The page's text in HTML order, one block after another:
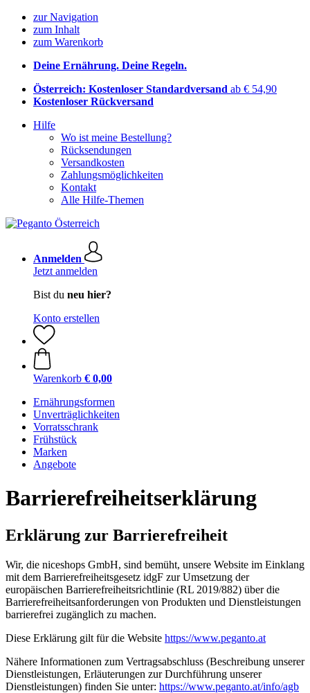
zur Navigation
zum Inhalt
zum Warenkorb
Deine Ernährung. Deine Regeln.
Österreich: Kostenloser Standardversand ab € 54,90
Kostenloser Rückversand
Hilfe
Wo ist meine Bestellung?
Rücksendungen
Versandkosten
Zahlungsmöglichkeiten
Kontakt
Alle Hilfe-Themen
Anmelden
Jetzt anmelden
Bist du neu hier?
Konto erstellen
Warenkorb € 0,00
Ernährungsformen
Unverträglichkeiten
Vorratsschrank
Frühstück
Marken
Angebote
Barrierefreiheitserklärung
Erklärung zur Barrierefreiheit
Wir, die niceshops GmbH, sind bemüht, unsere Website im Einklang
mit dem Barrierefreiheitsgesetz idgF zur Umsetzung der
europäischen Barrierefreiheitsrichtlinie (RL 2019/882) über die
Barrierefreiheitsanforderungen von Produkten und Dienstleistungen
barrierefrei zugänglich zu machen.
Diese Erklärung gilt für die Website https://www.peganto.at
Nähere Informationen zum Vertragsabschluss (Beschreibung unserer
Dienstleistungen, Erläuterungen zur Durchführung unserer
Dienstleistungen) finden Sie unter: https://www.peganto.at/info/agb